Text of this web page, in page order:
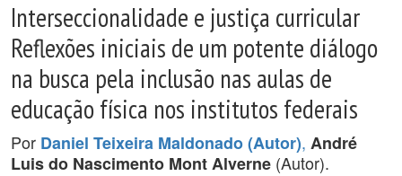
Interseccionalidade e justiça curricular
Reflexões iniciais de um potente diálogo
na busca pela inclusão nas aulas de
educação física nos institutos federais
Por Daniel Teixeira Maldonado (Autor), André
Luis do Nascimento Mont Alverne (Autor).